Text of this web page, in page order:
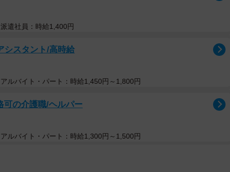
派遣社員：時給1,400円
シスタント/高時給
アルバイト・パート：時給1,450円～1,800円
可の介護職/ヘルパー
アルバイト・パート：時給1,300円～1,500円